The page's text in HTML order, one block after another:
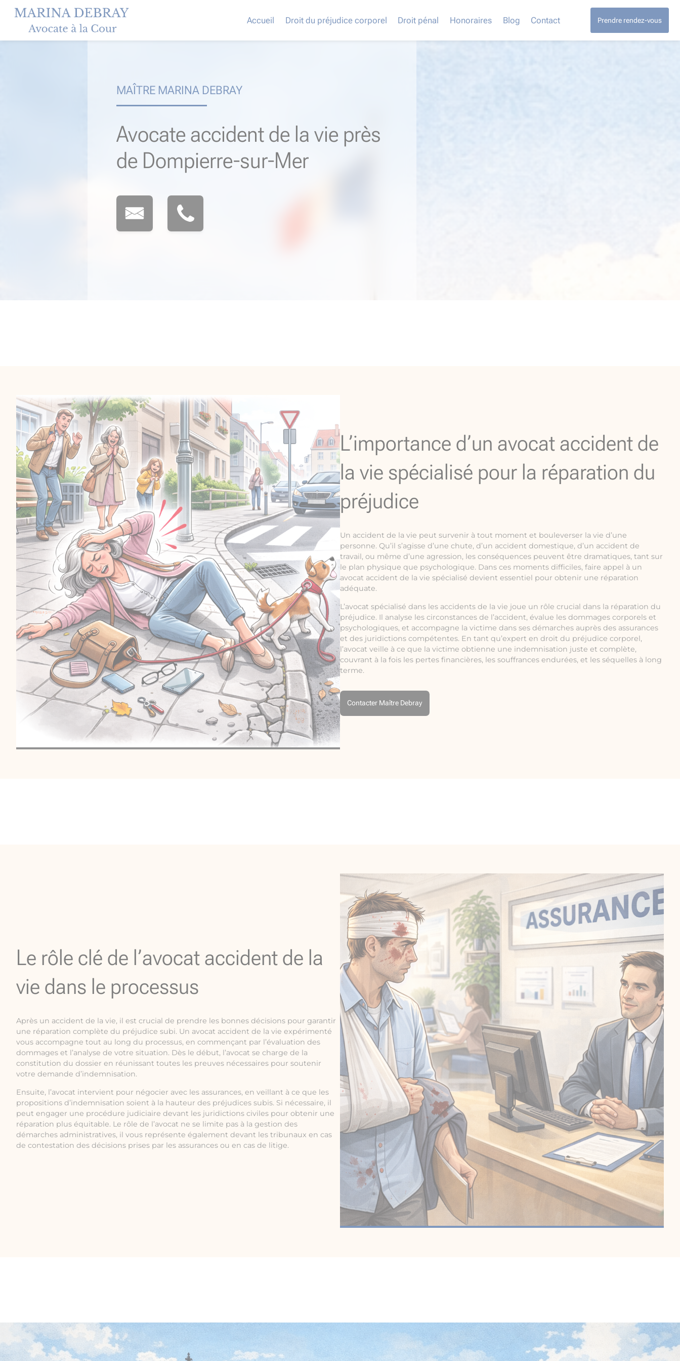
Accueil Droit du préjudice corporel Droit pénal Honoraires Blog Contact Prendre rendez-vous
MAÎTRE MARINA DEBRAY
Avocate accident de la vie près
de Dompierre-sur-Mer
L’importance d’un avocat accident de
la vie spécialisé pour la réparation du
préjudice
Un accident de la vie peut survenir à tout moment et bouleverser la vie d’une
personne. Qu’il s’agisse d’une chute, d’un accident domestique, d’un accident de
travail, ou même d’une agression, les conséquences peuvent être dramatiques, tant sur
le plan physique que psychologique. Dans ces moments difficiles, faire appel à un
avocat accident de la vie spécialisé devient essentiel pour obtenir une réparation
adéquate.
L’avocat spécialisé dans les accidents de la vie joue un rôle crucial dans la réparation du
préjudice. Il analyse les circonstances de l’accident, évalue les dommages corporels et
psychologiques, et accompagne la victime dans ses démarches auprès des assurances
et des juridictions compétentes. En tant qu’expert en droit du préjudice corporel,
l’avocat veille à ce que la victime obtienne une indemnisation juste et complète,
couvrant à la fois les pertes financières, les souffrances endurées, et les séquelles à long
terme.
Contacter Maître Debray
Le rôle clé de l’avocat accident de la
vie dans le processus
Après un accident de la vie, il est crucial de prendre les bonnes décisions pour garantir
une réparation complète du préjudice subi. Un avocat accident de la vie expérimenté
vous accompagne tout au long du processus, en commençant par l’évaluation des
dommages et l’analyse de votre situation. Dès le début, l’avocat se charge de la
constitution du dossier en réunissant toutes les preuves nécessaires pour soutenir
votre demande d’indemnisation.
Ensuite, l’avocat intervient pour négocier avec les assurances, en veillant à ce que les
propositions d’indemnisation soient à la hauteur des préjudices subis. Si nécessaire, il
peut engager une procédure judiciaire devant les juridictions civiles pour obtenir une
réparation plus équitable. Le rôle de l’avocat ne se limite pas à la gestion des
démarches administratives, il vous représente également devant les tribunaux en cas
de contestation des décisions prises par les assurances ou en cas de litige.